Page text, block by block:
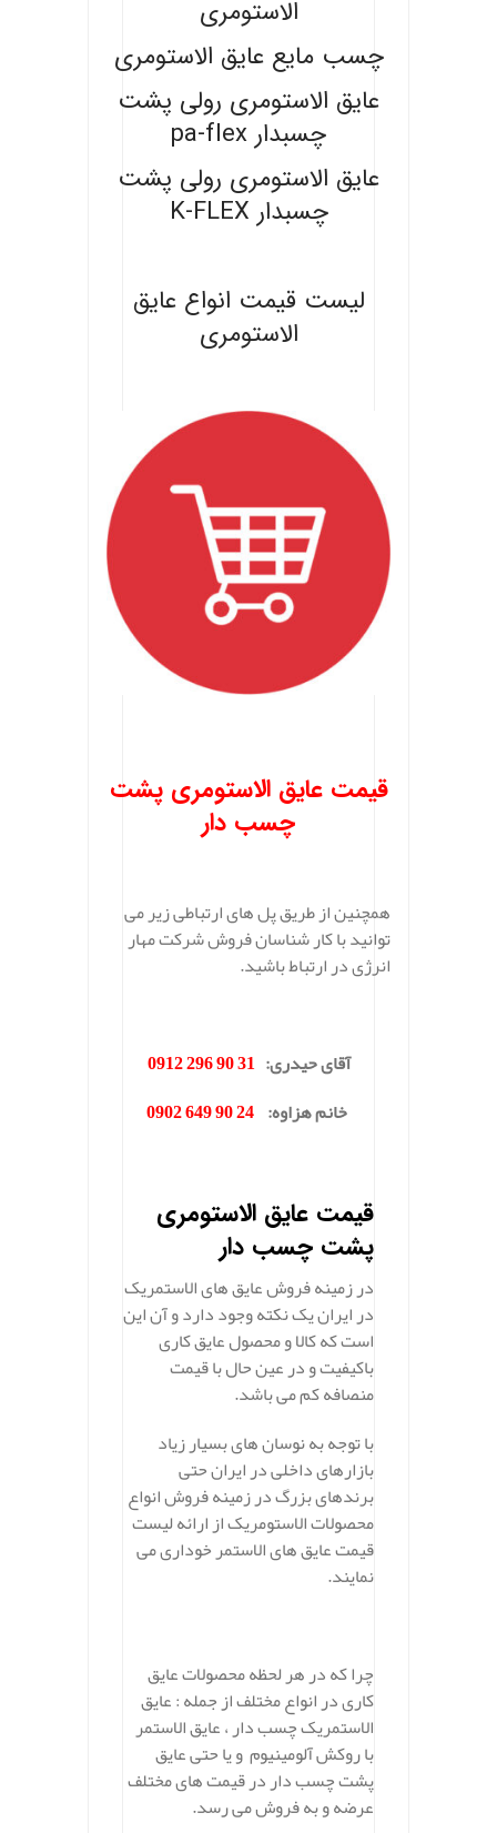
الاستومری
چسب مایع عایق الاستومری
عایق الاستومری رولی پشت
چسبدار pa-flex
عایق الاستومری رولی پشت
چسبدار K-FLEX
لیست قیمت انواع عایق
الاستومری
قیمت عایق الاستومری پشت
چسب دار
همچنین از طریق پل های ارتباطی زیر می
توانید با کار شناسان فروش شرکت مهار
انرژی در ارتباط باشید.
آقای حیدری:31 90 296 0912
خانم هزاوه: 24 90 649 0902
قیمت عایق الاستومری
پشت چسب دار
در زمینه فروش عایق های الاستمریک
در ایران یک نکته وجود دارد و آن این
است که کالا و محصول عایق کاری
باکیفیت و در عین حال با قیمت
منصافه کم می باشد.
با توجه به نوسان های بسیار زیاد
بازارهای داخلی در ایران حتی
برندهای بزرگ در زمینه فروش انواع
محصولات الاستومریک از ارائه لیست
قیمت عایق های الاستمر خوداری می
نمایند.
چرا که در هر لحظه محصولات عایق
کاری در انواع مختلف از جمله : عایق
الاستمریک چسب دار ، عایق الاستمر
با روکش آلومینیوم و یا حتی عایق
پشت چسب دار در قیمت های مختلف
عرضه و به فروش می رسد.